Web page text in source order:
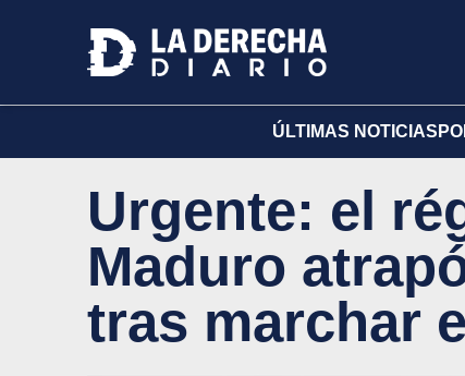
ÚLTIMAS NOTICIAS
Urgente: el
Maduro
tras marchar